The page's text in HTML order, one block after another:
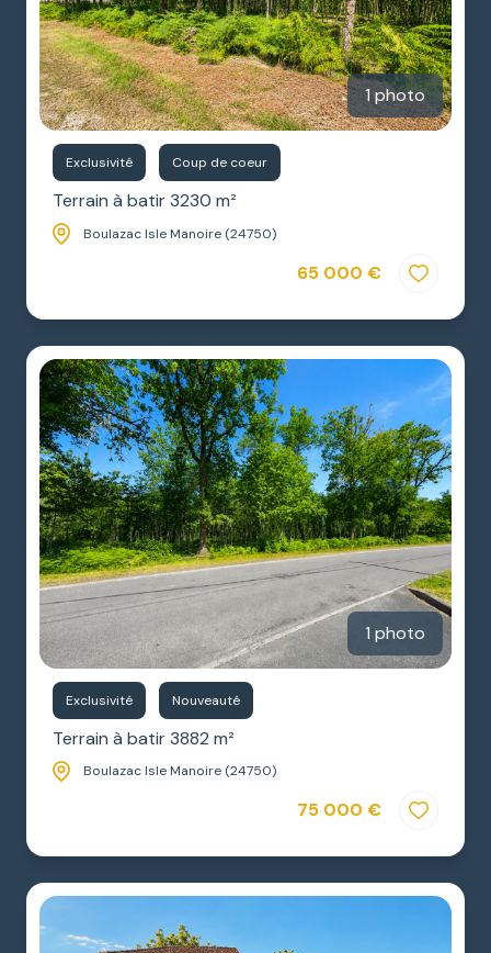
1 photo
Exclusivité Coup de coeur
Terrain à batir 3230 m²
Boulazac Isle Manoire (24750)
65 000 €
1 photo
Exclusivité Nouveauté
Terrain à batir 3882 m²
Boulazac Isle Manoire (24750)
75 000 €